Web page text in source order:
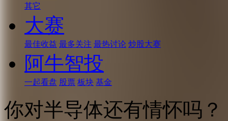
其它
大赛
最佳收益 最多关注 最热讨论 炒股大赛
阿牛智投
一起看盘 股票 板块 基金
你对半导体还有情怀吗？